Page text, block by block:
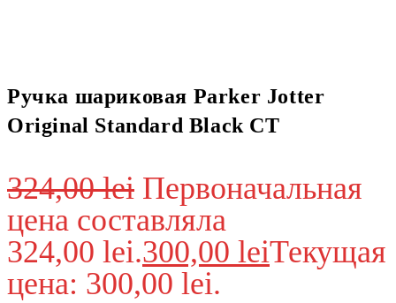
Ручка шариковая Parker Jotter
Original Standard Black CT
324,00lei Первоначальная
цена составляла
324,00 lei.300,00 leiТекущая
цена: 300,00 lei.